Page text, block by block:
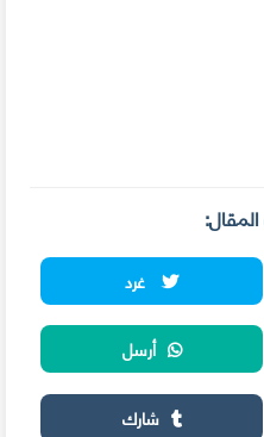
غرد
أرسل
شارك